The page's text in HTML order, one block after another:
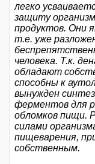
легко
защиту
продуктов. Они
т.е. уже
человека. Т.к.
обладают
способны к
вынужден
ферментов для
обломков пищи.
силами
пищеварения,
собственным.